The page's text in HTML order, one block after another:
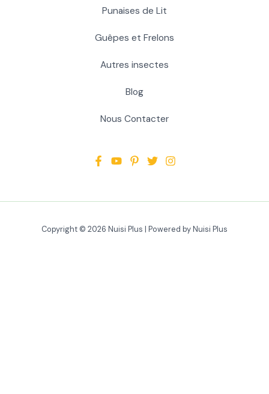
Punaises de Lit
Guêpes et Frelons
Autres insectes
Blog
Nous Contacter
Copyright © 2026 Nuisi Plus | Powered by Nuisi Plus